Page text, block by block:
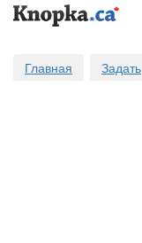
Главная Задать